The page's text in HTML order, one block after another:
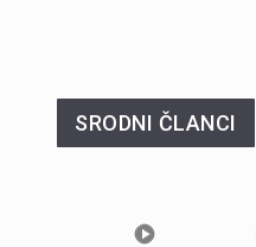
SRODNI ČLANCI